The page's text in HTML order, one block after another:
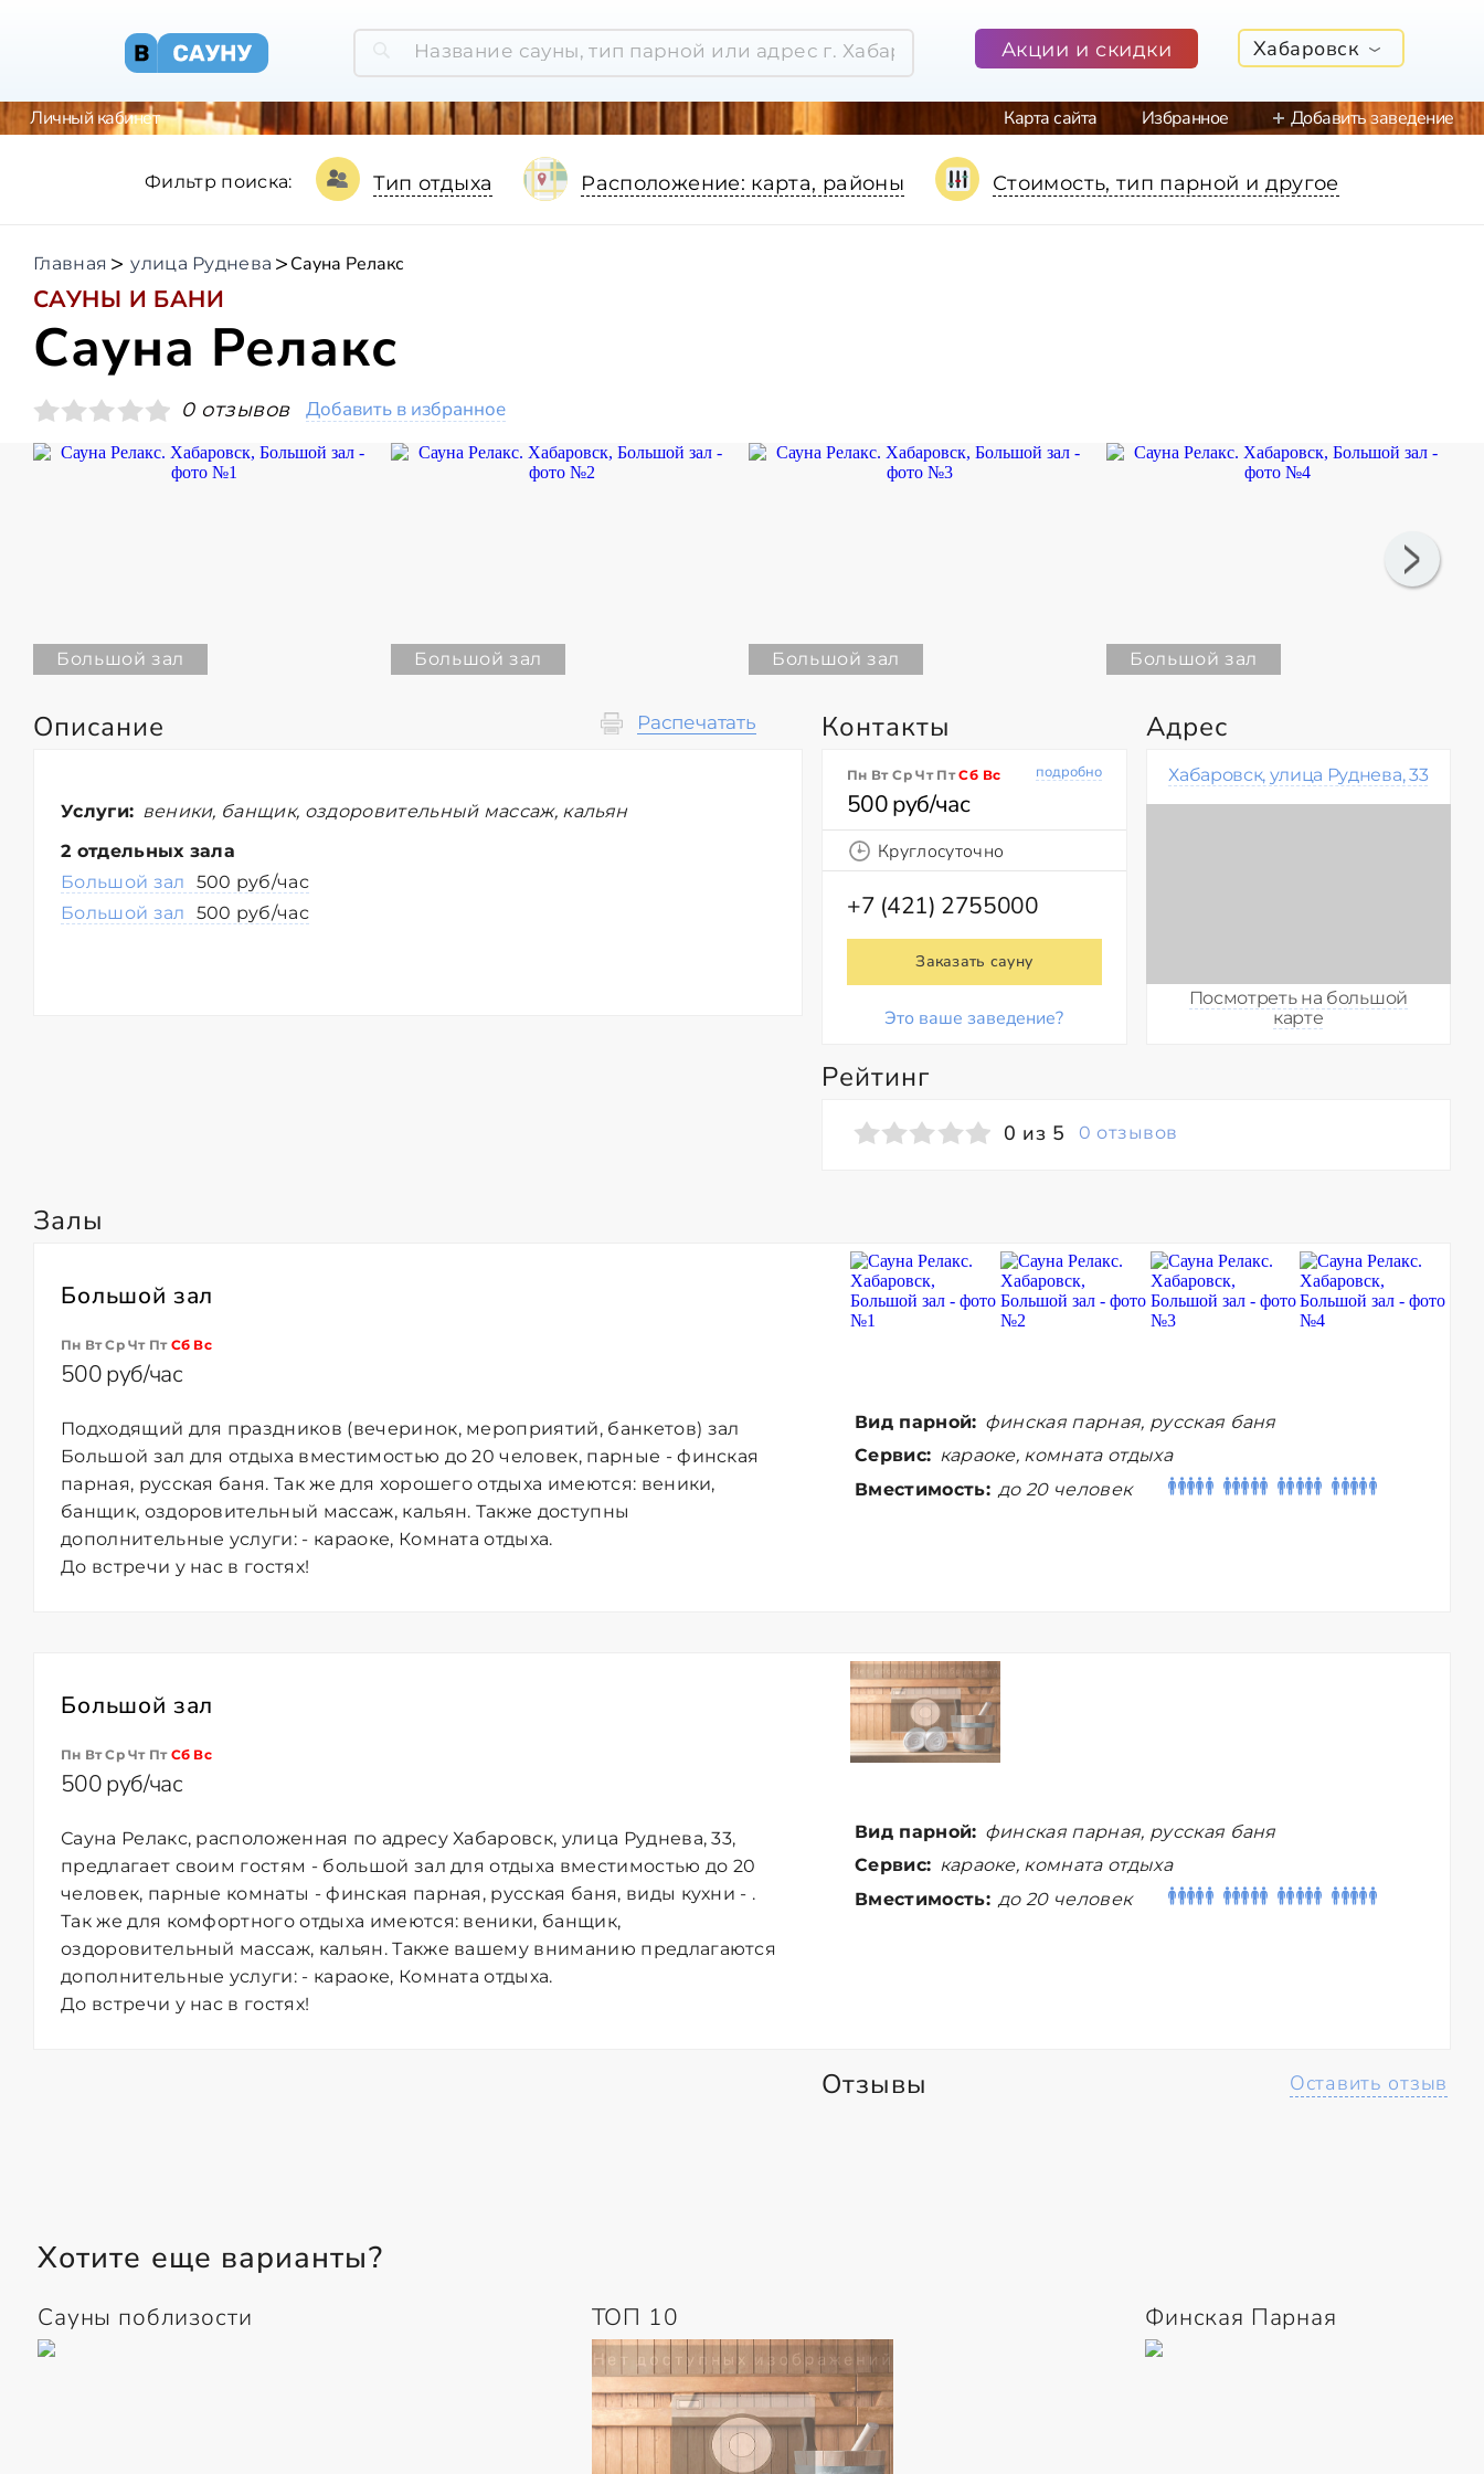
Акции и скидки Хабаровск
Личный кабинет Карта сайта Избранное Добавить заведение
Фильтр поиска: Тип отдыха Расположение: карта, районы Стоимость, тип парной и другое
Главная улица Руднева Сауна Релакс
САУНЫ И БАНИ
Сауна Релакс
0 отзывов Добавить в избранное
Большой зал Большой зал Большой зал Большой зал
Описание Распечатать
Услуги: веники, банщик, оздоровительный массаж, кальян
2 отдельных зала
Большой зал
500 руб/час
Большой зал
500 руб/час
Контакты
подробно
Пн Вт Ср Чт ПтСб Вс
500 руб/час
Круглосуточно
+7 (421) 2755000
Заказать сауну
Это ваше заведение?
Адрес
Хабаровск, улица Руднева, 33
Посмотреть на большой
карте
Рейтинг
0 из 5 0 отзывов
Залы
Большой зал
Пн Вт Ср Чт Пт Сб Вс
500 руб/час
Подходящий для праздников (вечеринок, мероприятий, банкетов) зал
Большой зал для отдыха вместимостью до 20 человек, парные - финская
парная, русская баня. Так же для хорошего отдыха имеются: веники,
банщик, оздоровительный массаж, кальян. Также доступны
дополнительные услуги: - караоке, Комната отдыха.
До встречи у нас в гостях!
Вид парной: финская парная, русская баня
Сервис: караоке, комната отдыха
Вместимость: до 20 человек
Большой зал
Пн Вт Ср Чт Пт Сб Вс
500 руб/час
Сауна Релакс, расположенная по адресу Хабаровск, улица Руднева, 33,
предлагает своим гостям - большой зал для отдыха вместимостью до 20
человек, парные комнаты - финская парная, русская баня, виды кухни - .
Так же для комфортного отдыха имеются: веники, банщик,
оздоровительный массаж, кальян. Также вашему вниманию предлагаются
дополнительные услуги: - караоке, Комната отдыха.
До встречи у нас в гостях!
Вид парной: финская парная, русская баня
Сервис: караоке, комната отдыха
Вместимость: до 20 человек
Отзывы Оставить отзыв
Хотите еще варианты?
Сауны поблизости ТОП 10 Финская Парная